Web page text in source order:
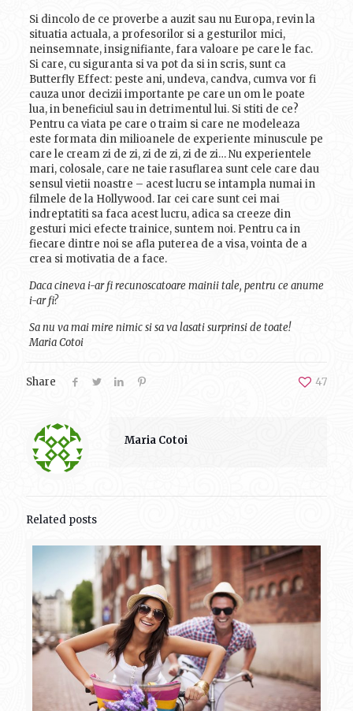
Si dincolo de ce proverbe a auzit sau nu Europa, revin la
situatia actuala, a profesorilor si a gesturilor mici,
neinsemnate, insignifiante, fara valoare pe care le fac.
Si care, cu siguranta si va pot da si in scris, sunt ca
Butterfly Effect: peste ani, undeva, candva, cumva vor fi
cauza unor decizii importante pe care un om le poate
lua, in beneficiul sau in detrimentul lui. Si stiti de ce?
Pentru ca viata pe care o traim si care ne modeleaza
este formata din milioanele de experiente minuscule pe
care le cream zi de zi, zi de zi, zi de zi… Nu experientele
mari, colosale, care ne taie rasuflarea sunt cele care dau
sensul vietii noastre – acest lucru se intampla numai in
filmele de la Hollywood. Iar cei care sunt cei mai
indreptatiti sa faca acest lucru, adica sa creeze din
gesturi mici efecte trainice, suntem noi. Pentru ca in
fiecare dintre noi se afla puterea de a visa, vointa de a
crea si motivatia de a face.
Daca cineva i-ar fi recunoscatoare mainii tale, pentru ce anume
i-ar fi?
Sa nu va mai mire nimic si sa va lasati surprinsi de toate!
Maria Cotoi
Share 47
Maria Cotoi
Related posts